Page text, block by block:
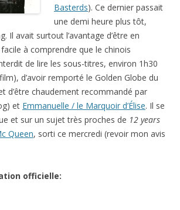
Basterds). Ce dernier passait
une demi heure plus tôt,
Il avait surtout l’avantage d’être en
à comprendre que le chinois
de lire les sous-titres, environ 1h30
d’avoir remporté le Golden Globe du
d’être chaudement recommandé par
et Emmanuelle / le Marquoir d’Élise. Il se
et sur un sujet très proches de 12 years
Queen, sorti ce mercredi (revoir mon avis
officielle: